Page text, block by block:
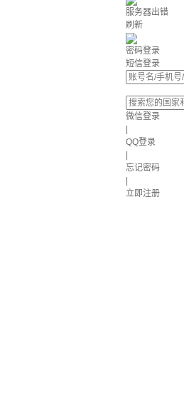
服务器出错
刷新
密码登录
短信登录
微信登录
QQ登录
忘记密码
立即注册